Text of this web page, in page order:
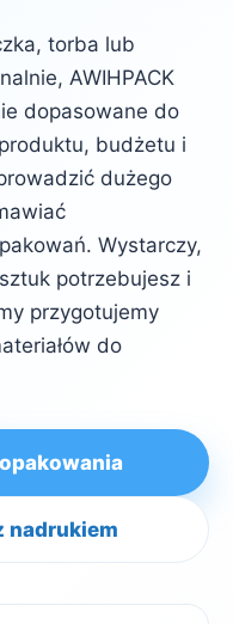
torba lub
AWIHPACK
dopasowane do
budżetu i
dużego
Wystarczy,
potrzebujesz i
przygotujemy
do
nadrukiem